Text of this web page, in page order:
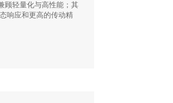
顾轻量化与高性能；其
响应和更高的传动精